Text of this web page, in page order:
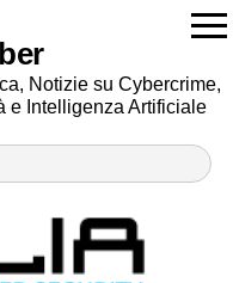
Notizie su Cybercrime,
e Intelligenza Artificiale